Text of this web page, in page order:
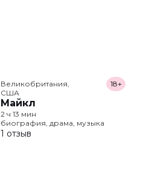
Великобритания,
США
Майкл
18+
2 ч 13 мин
биография, драма, музыка
1 отзыв